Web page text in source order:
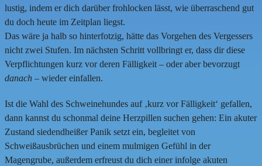
lustig, indem er dich darüber frohlocken lässt, wie überraschend gut
du doch heute im Zeitplan liegst.
Das wäre ja halb so hinterfotzig, hätte das Vorgehen des Vergessers
nicht zwei Stufen. Im nächsten Schritt vollbringt er, dass dir diese
Verpflichtungen kurz vor deren Fälligkeit – oder aber bevorzugt
danach – wieder einfallen.
Ist die Wahl des Schweinehundes auf ‚kurz vor Fälligkeit‘ gefallen,
dann kannst du schonmal deine Herzpillen suchen gehen: Ein akuter
Zustand siedendheißer Panik setzt ein, begleitet von
Schweißausbrüchen und einem mulmigen Gefühl in der
Magengrube, außerdem erfreust du dich einer infolge akuten